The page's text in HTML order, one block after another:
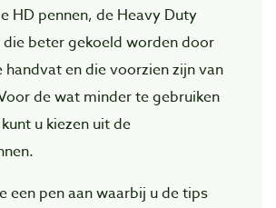
HD pennen, de Heavy Duty
beter gekoeld worden door
handvat en die voorzien zijn van
de wat minder te gebruiken
u kiezen uit de
een pen aan waarbij u de tips